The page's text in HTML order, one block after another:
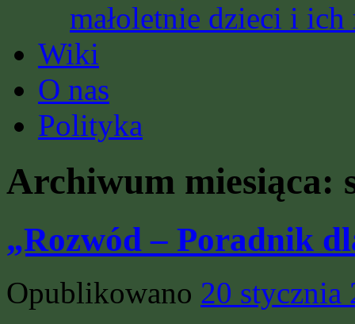
małoletnie dzieci i
Wiki
O nas
Polityka
Archiwum miesiąca:
„Rozwód – Poradnik
Opublikowano 20 stycznia